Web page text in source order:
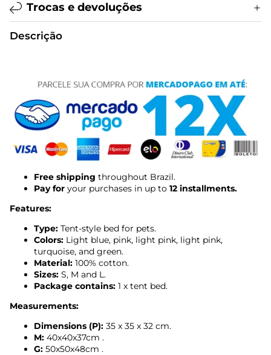
Trocas e devoluções
Descrição
Free shipping throughout Brazil.
Pay for your purchases in up to 12 installments.
Features:
Type: Tent-style bed for pets.
Colors: Light blue, pink, light pink, light pink,
turquoise, and green.
Material: 100% cotton.
Sizes: S, M and L.
Package contains: 1 x tent bed.
Measurements:
Dimensions (P): 35 x 35 x 32 cm.
M: 40x40x37cm .
G: 50x50x48cm .